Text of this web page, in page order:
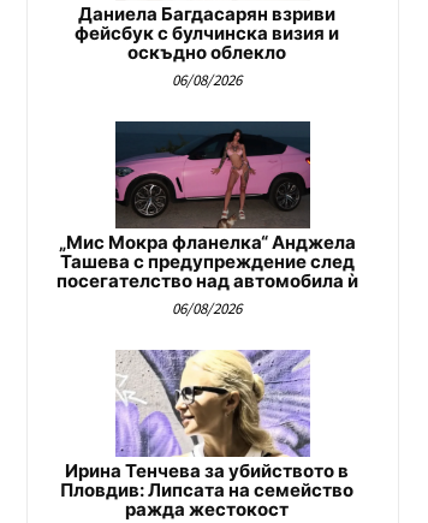
Даниела Багдасарян взриви
фейсбук с булчинска визия и
оскъдно облекло
06/08/2026
„Мис Мокра фланелка“ Анджела
Ташева с предупреждение след
посегателство над автомобила ѝ
06/08/2026
Ирина Тенчева за убийството в
Пловдив: Липсата на семейство
ражда жестокост